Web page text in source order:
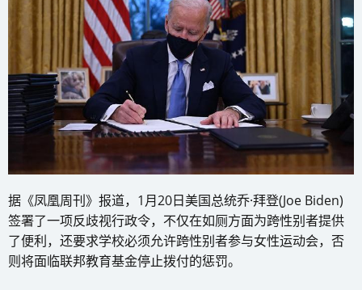
据《凤凰周刊》报道，1月20日美国总统乔·拜登(Joe Biden)
签署了一项反歧视行政令，不仅在如厕方面为跨性别者提供
了便利，还要求学校必须允许跨性别者参与女性运动会，否
则将面临联邦教育基金停止拨付的惩罚。